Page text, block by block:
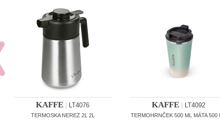
KAFFE LT4076
TERMOSKA NEREZ 2L 2L
KAFFE LT4092
TERMOHRNČEK 500 ML MÁTA 500